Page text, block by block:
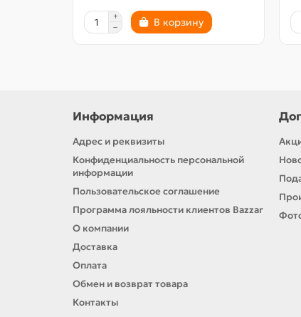
В корзину
Информация
Адрес и реквизиты
Конфиденциальность персональной
информации
Пользовательское соглашение
Программа лояльности клиентов Bazzar
О компании
Доставка
Оплата
Обмен и возврат товара
Контакты